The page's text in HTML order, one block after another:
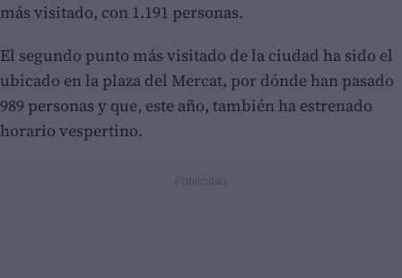
más visitado, con 1.191 personas.
El segundo punto más visitado de la ciudad ha sido el
ubicado en la plaza del Mercat, por dónde han pasado
989 personas y que, este año, también ha estrenado
horario vespertino.